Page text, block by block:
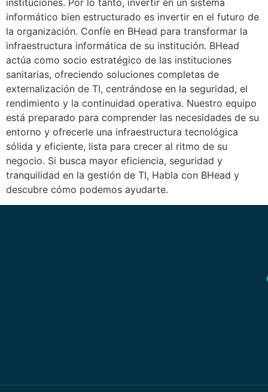
informático bien estructurado es invertir en el futuro de
la organización. Confíe en BHead para transformar la
infraestructura informática de su institución. BHead
actúa como socio estratégico de las instituciones
sanitarias, ofreciendo soluciones completas de
externalización de TI, centrándose en la seguridad, el
rendimiento y la continuidad operativa. Nuestro equipo
está preparado para comprender las necesidades de su
entorno y ofrecerle una infraestructura tecnológica
sólida y eficiente, lista para crecer al ritmo de su
negocio. Si busca mayor eficiencia, seguridad y
tranquilidad en la gestión de TI, Habla con BHead y
descubre cómo podemos ayudarte.